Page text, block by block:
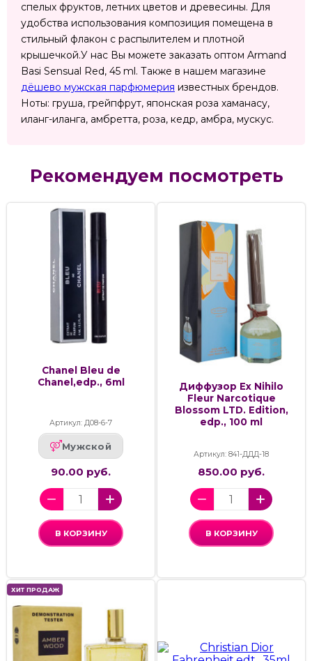
спелых фруктов, летних цветов и древесины. Для
удобства использования композиция помещена в
стильный флакон с распылителем и плотной
крышечкой.У нас Вы можете заказать оптом Armand
Basi Sensual Red, 45 ml. Также в нашем магазине
дёшево мужская парфюмерия известных брендов.
Ноты: груша, грейпфрут, японская роза хаманасу,
иланг-иланга, амбретта, роза, кедр, амбра, мускус.
Рекомендуем посмотреть
Chanel Bleu de
Chanel,edp., 6ml
Артикул: Д08-6-7
Мужской
90.00 руб.
В КОРЗИНУ
Диффузор Ex Nihilo
Fleur Narcotique
Blossom LTD. Edition,
edp., 100 ml
Артикул: 841-ДДД-18
850.00 руб.
В КОРЗИНУ
ХИТ ПРОДАЖ